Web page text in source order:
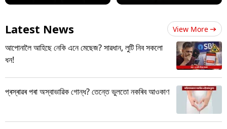
Latest News View More
আপোনালৈ আহিছে নেকি এনে মেছেজ? সাৱধান, লুটি নিব সকলো
ধন!
প্ৰস্ৰাৱৰ পৰা অস্বাভাৱিক গোন্ধ? তেন্তে ভুলতো নকৰিব আওকাণ